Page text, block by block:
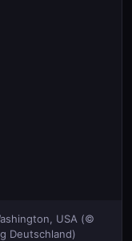
USA (©
Deutschland)